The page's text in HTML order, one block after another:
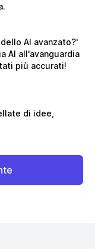
AI avanzato?'
AI all'avanguardia
più accurati!
di idee,